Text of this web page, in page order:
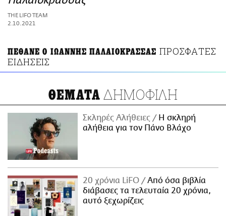
ΑΜΠΑ
PRINT
THE LIFO TEAM
2.10.2021
ΠΕΘΑΝΕ Ο ΙΩΑΝΝΗΣ ΠΑΛΑΙΟΚΡΑΣΣΑΣ ΠΡΟΣΦΑΤΕΣ
ΕΙΔΗΣΕΙΣ
ΘΕΜΑΤΑ ΔΗΜΟΦΙΛΗ
Σκληρές Αλήθειες
H σκληρή
αλήθεια για τον Πάνο Βλάχο
20 χρόνια LiFO
Από όσα βιβλία
διάβασες τα τελευταία 20 χρόνια,
αυτό ξεχωρίζεις